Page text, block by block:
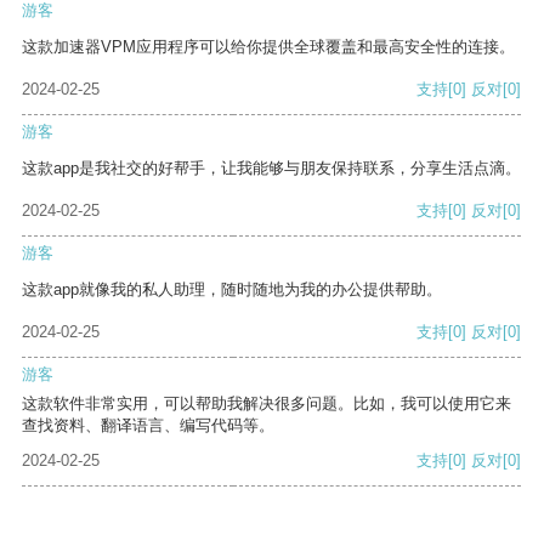
游客
这款加速器VPM应用程序可以给你提供全球覆盖和最高安全性的连接。
2024-02-25 支持[0] 反对[0]
游客
这款app是我社交的好帮手，让我能够与朋友保持联系，分享生活点滴。
2024-02-25 支持[0] 反对[0]
游客
这款app就像我的私人助理，随时随地为我的办公提供帮助。
2024-02-25 支持[0] 反对[0]
游客
这款软件非常实用，可以帮助我解决很多问题。比如，我可以使用它来
查找资料、翻译语言、编写代码等。
2024-02-25
支持[0] 反对[0]